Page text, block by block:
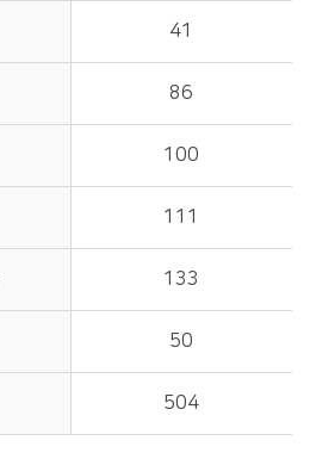
41
86
100
111
133
50
504